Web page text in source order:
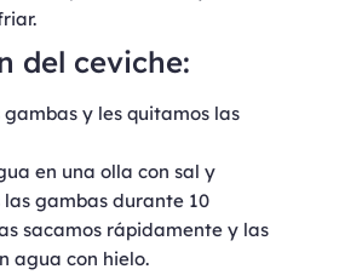
del ceviche:
gambas y les quitamos las
en una olla con sal y
gambas durante 10
sacamos rápidamente y las
agua con hielo.